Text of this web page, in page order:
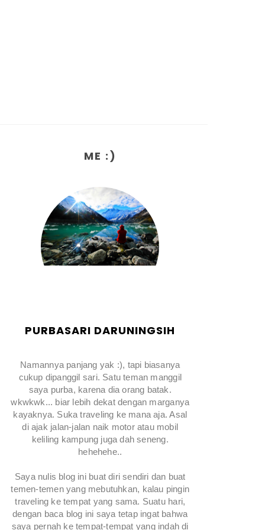
ME :)
PURBASARI DARUNINGSIH
Namannya panjang yak :), tapi biasanya
cukup dipanggil sari. Satu teman manggil
saya purba, karena dia orang batak.
wkwkwk... biar lebih dekat dengan marganya
kayaknya. Suka traveling ke mana aja. Asal
di ajak jalan-jalan naik motor atau mobil
keliling kampung juga dah seneng.
hehehehe..
Saya nulis blog ini buat diri sendiri dan buat
temen-temen yang mebutuhkan, kalau pingin
traveling ke tempat yang sama. Suatu hari,
dengan baca blog ini saya tetap ingat bahwa
saya pernah ke tempat-tempat yang indah di